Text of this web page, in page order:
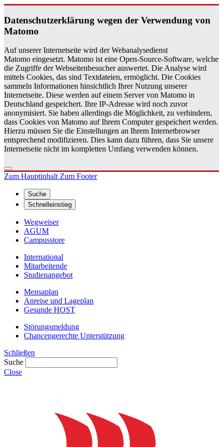
Da­ten­schutz­er­klä­rung wegen der Ver­wen­dung von
Ma­to­mo
Auf unserer Internetseite wird der Webanalysedienst
Matomo eingesetzt. Matomo ist eine Open-Source-Software, welche
die Zugriffe der Webseitenbesucher auswertet. Die Analyse wird
mittels Cookies, das sind Textdateien, ermöglicht. Die Cookies
sammeln Informationen hinsichtlich Ihrer Nutzung unserer
Internetseite. Diese werden auf einem Server von Matomo in
Deutschland gespeichert. Ihre IP-Adresse wird noch zuvor
anonymisiert. Sie haben allerdings die Möglichkeit, zu verhindern,
dass Cookies von Matomo auf Ihrem Computer gespeichert werden.
Hierzu müssen Sie die Einstellungen an Ihrem Internetbrowser
entsprechend modifizieren. Dies kann dazu führen, dass Sie unsere
Internetseite nicht im kompletten Umfang verwenden können.
Zum HauptinhaltZum Footer
Suche
Schnelleinstieg
Wegweiser
AGUM
Campusstore
International
Mitarbeitende
Studienangebot
Mensaplan
Anreise und Lageplan
Gesunde HOST
Störungsmeldung
Chancengerechte Unterstützung
Schließen
Suche
Close